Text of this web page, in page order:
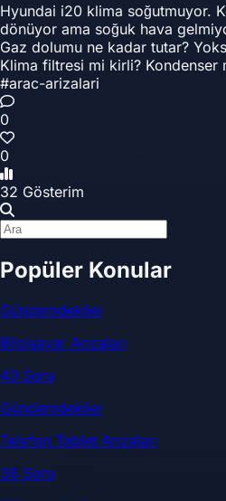
Hyundai i20 klima soğutmuyor.
dönüyor ama soğuk hava
Gaz dolumu ne kadar tutar?
Klima filtresi mi kirli? Kondenser
#arac-arizalari
0
0
32 Gösterim
Popüler Konular
Gündemdekiler
Bilgisayar Arızaları
40 Soru
Gündemdekiler
Telefon Tablet Arızaları
36 Soru